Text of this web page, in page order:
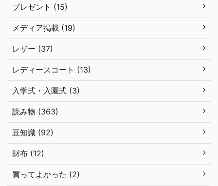
プレゼント (15)
メディア掲載 (19)
レザー (37)
レディースコート (13)
入学式・入園式 (3)
読み物 (363)
豆知識 (92)
財布 (12)
買ってよかった (2)